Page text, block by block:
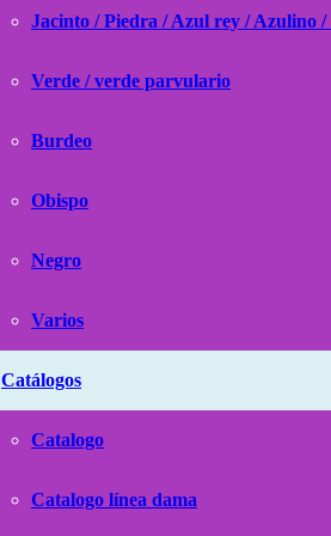
Jacinto / Piedra / Azul rey / Azulino /
Verde / verde parvulario
Burdeo
Obispo
Negro
Varios
Catálogos
Catalogo
Catalogo línea dama